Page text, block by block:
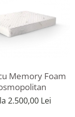
Memory Foam
2.500,00 Lei